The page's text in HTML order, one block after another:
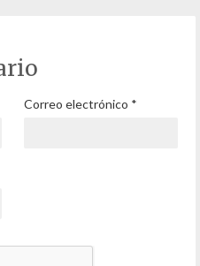
Correo electrónico *